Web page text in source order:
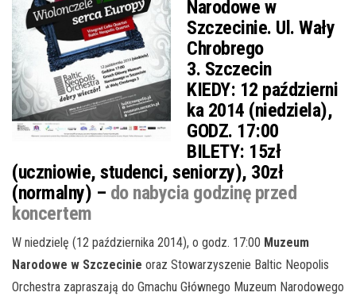
Narodowe w
Szczecinie. Ul. Wały
Chrobrego
3. Szczecin
KIEDY: 12 październi
ka 2014 (niedziela),
GODZ. 17:00
BILETY: 15zł
(uczniowie, studenci, seniorzy), 30zł
(normalny) – do nabycia godzinę przed
koncertem
W niedzielę (12 października 2014), o godz. 17:00 Muzeum
Narodowe w Szczecinie oraz Stowarzyszenie Baltic Neopolis
Orchestra zapraszają do Gmachu Głównego Muzeum Narodowego